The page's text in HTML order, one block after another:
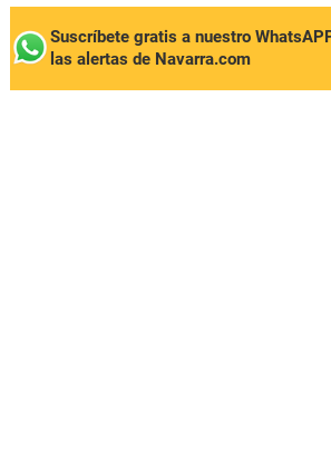
Suscríbete gratis a nuestro
las alertas de Navarra.com